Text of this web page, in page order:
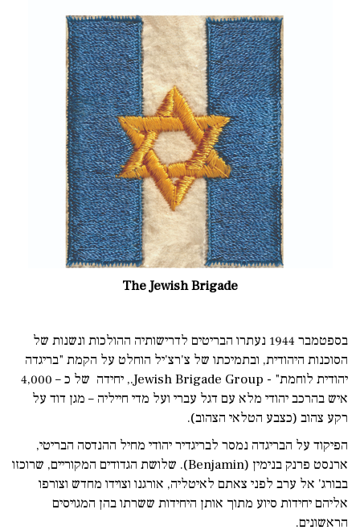
The Jewish Brigade
בספטמבר 1944 נעתרו הבריטים לדרישותיה ההולכות ונשנות של
הסוכנות היהודית, ובתמיכתו של צ'רצ'יל הוחלט על הקמת "בריגדה
יהודית לוחמת" - Jewish Brigade Group., יחידה של כ – 4,000
איש בהרכב יהודי מלא עם דגל עברי ועל מדי חייליה – מגן דוד על
רקע צהוב (כצבע הטלאי הצהוב).
הפיקוד על הבריגדה נמסר לבריגדיר יהודי מחיל ההנדסה הבריטי,
ארנסט פרנק בנימין (Benjamin). שלושת הגדודים המקוריים, שרוכזו
בבורג' אל ערב לפני צאתם לאיטליה, אורגנו וצוידו מחדש וצורפו
אליהם יחידות סיוע מתוך אותן היחידות ששרתו בהן המגויסים
הראשונים.